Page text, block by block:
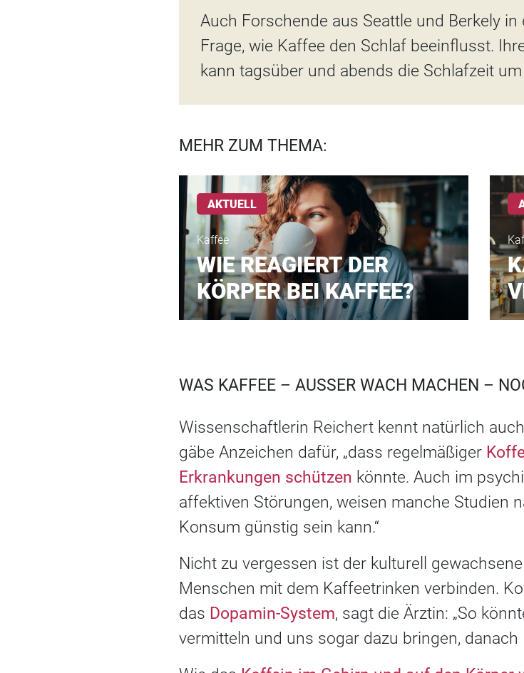
Auch Forschende aus Seattle und Berkely
Frage, wie Kaffee den Schlaf beeinflusst.
kann tagsüber und abends die Schlafzeit
MEHR ZUM THEMA:
AKTUELL
Kaffee
WIE REAGIERT DER
KÖRPER BEI KAFFEE?
WAS KAFFEE – AUSSER WACH MACHEN –
Wissenschaftlerin Reichert kennt natürlich
gäbe Anzeichen dafür, „dass regelmäßiger
Erkrankungen schützen könnte. Auch im
affektiven Störungen, weisen manche Studien
Konsum günstig sein kann.“
Nicht zu vergessen ist der kulturell
Menschen mit dem Kaffeetrinken verbinden.
das Dopamin-System, sagt die Ärztin: „So
vermitteln und uns sogar dazu bringen, danach